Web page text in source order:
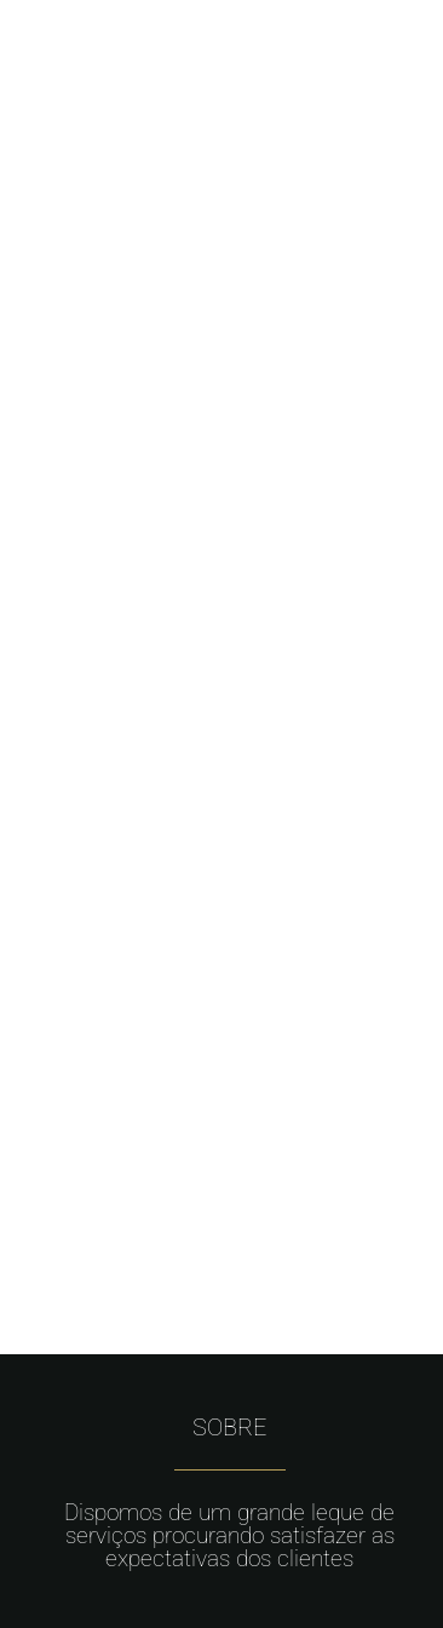
SOBRE
Dispomos de um grande leque de
serviços procurando satisfazer as
expectativas dos clientes